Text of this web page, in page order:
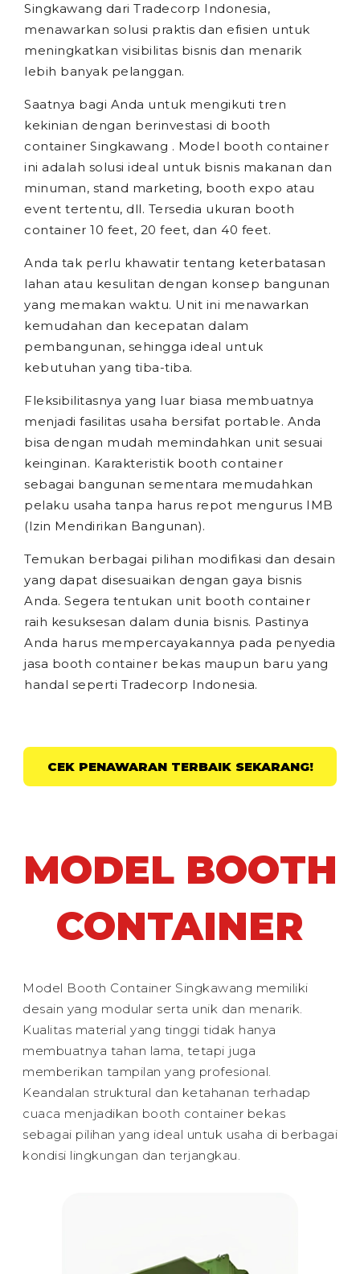
Singkawang dari Tradecorp Indonesia,
menawarkan solusi praktis dan efisien untuk
meningkatkan visibilitas bisnis dan menarik
lebih banyak pelanggan.
Saatnya bagi Anda untuk mengikuti tren
kekinian dengan berinvestasi di booth
container Singkawang . Model booth container
ini adalah solusi ideal untuk bisnis makanan dan
minuman, stand marketing, booth expo atau
event tertentu, dll. Tersedia ukuran booth
container 10 feet, 20 feet, dan 40 feet.
Anda tak perlu khawatir tentang keterbatasan
lahan atau kesulitan dengan konsep bangunan
yang memakan waktu. Unit ini menawarkan
kemudahan dan kecepatan dalam
pembangunan, sehingga ideal untuk
kebutuhan yang tiba-tiba.
Fleksibilitasnya yang luar biasa membuatnya
menjadi fasilitas usaha bersifat portable. Anda
bisa dengan mudah memindahkan unit sesuai
keinginan. Karakteristik booth container
sebagai bangunan sementara memudahkan
pelaku usaha tanpa harus repot mengurus IMB
(Izin Mendirikan Bangunan).
Temukan berbagai pilihan modifikasi dan desain
yang dapat disesuaikan dengan gaya bisnis
Anda. Segera tentukan unit booth container
raih kesuksesan dalam dunia bisnis. Pastinya
Anda harus mempercayakannya pada penyedia
jasa booth container bekas maupun baru yang
handal seperti Tradecorp Indonesia.
CEK PENAWARAN TERBAIK SEKARANG!
MODEL BOOTH
CONTAINER
Model Booth Container Singkawang memiliki
desain yang modular serta unik dan menarik.
Kualitas material yang tinggi tidak hanya
membuatnya tahan lama, tetapi juga
memberikan tampilan yang profesional.
Keandalan struktural dan ketahanan terhadap
cuaca menjadikan booth container bekas
sebagai pilihan yang ideal untuk usaha di berbagai
kondisi lingkungan dan terjangkau.